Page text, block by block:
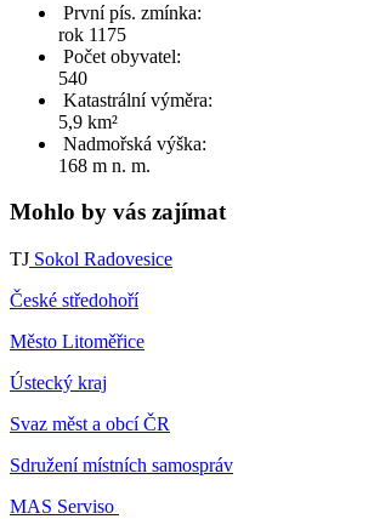
První pís. zmínka:
rok 1175
Počet obyvatel:
540
Katastrální výměra:
5,9 km²
Nadmořská výška:
168 m n. m.
Mohlo by vás zajímat
TJ Sokol Radovesice
České středohoří
Město Litoměřice
Ústecký kraj
Svaz měst a obcí ČR
Sdružení místních samospráv
MAS Serviso